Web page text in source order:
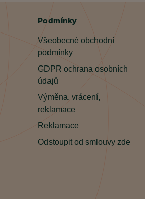
Podmínky
Všeobecné obchodní
podmínky
GDPR ochrana osobních
údajů
Výměna, vrácení,
reklamace
Reklamace
Odstoupit od smlouvy zde